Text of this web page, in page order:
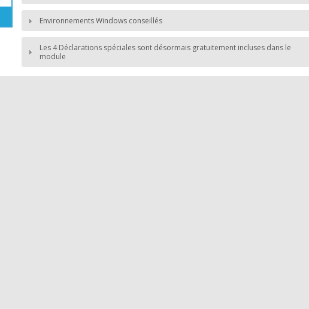
Environnements Windows conseillés
Les 4 Déclarations spéciales sont désormais gratuitement incluses dans le
module